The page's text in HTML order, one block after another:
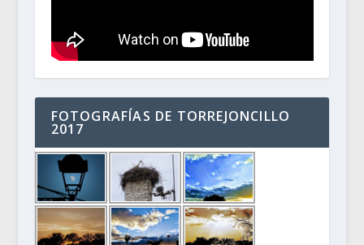
FOTOGRAFÍAS DE TORREJONCILLO
2017